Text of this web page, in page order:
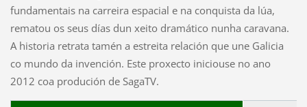
fundamentais na carreira espacial e na conquista da lúa,
rematou os seus días dun xeito dramático nunha caravana.
A historia retrata tamén a estreita relación que une Galicia
co mundo da invención. Este proxecto iniciouse no ano
2012 coa produción de SagaTV.